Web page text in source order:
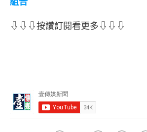
⇩⇩⇩按讚訂閱看更多⇩⇩⇩